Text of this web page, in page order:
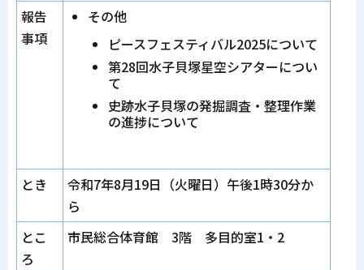
報告
事項
その他
ピースフェスティバル2025について
第28回水子貝塚星空シアターについ
て
史跡水子貝塚の発掘調査・整理作業
の進捗について
とき
令和7年8月19日（火曜日）午後1時30分か
ら
とこ
ろ
市民総合体育館 3階 多目的室1・2